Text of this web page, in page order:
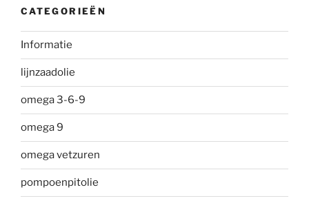
CATEGORIEËN
Informatie
lijnzaadolie
omega 3-6-9
omega 9
omega vetzuren
pompoenpitolie